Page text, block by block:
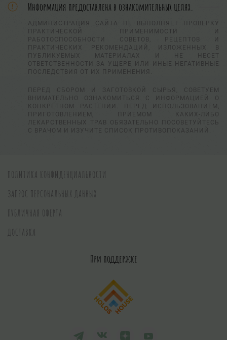
Информация предоставлена в ознакомительных целях.
АДМИНИСТРАЦИЯ САЙТА НЕ ВЫПОЛНЯЕТ ПРОВЕРКУ
ПРАКТИЧЕСКОЙ ПРИМЕНИМОСТИ И
РАБОТОСПОСОБНОСТИ СОВЕТОВ, РЕЦЕПТОВ И
ПРАКТИЧЕСКИХ РЕКОМЕНДАЦИЙ, ИЗЛОЖЕННЫХ В
ПУБЛИКУЕМЫХ МАТЕРИАЛАХ И НЕ НЕСЕТ
ОТВЕТСТВЕННОСТИ ЗА УЩЕРБ ИЛИ ИНЫЕ НЕГАТИВНЫЕ
ПОСЛЕДСТВИЯ ОТ ИХ ПРИМЕНЕНИЯ.
ПЕРЕД СБОРОМ И ЗАГОТОВКОЙ СЫРЬЯ, СОВЕТУЕМ
ВНИМАТЕЛЬНО ОЗНАКОМИТЬСЯ С ИНФОРМАЦИЕЙ О
КОНКРЕТНОМ РАСТЕНИИ. ПЕРЕД ИСПОЛЬЗОВАНИЕМ,
ПРИГОТОВЛЕНИЕМ, ПРИЕМОМ КАКИХ-ЛИБО
ЛЕКАРСТВЕННЫХ ТРАВ ОБЯЗАТЕЛЬНО ПОСОВЕТУЙТЕСЬ
С ВРАЧОМ И ИЗУЧИТЕ СПИСОК ПРОТИВОПОКАЗАНИЙ.
ПОЛИТИКА КОНФИДЕНЦИАЛЬНОСТИ
ЗАПРОС ПЕРСОНАЛЬНЫХ ДАННЫХ
ПУБЛИЧНАЯ ОФЕРТА
ДОСТАВКА
При поддержке